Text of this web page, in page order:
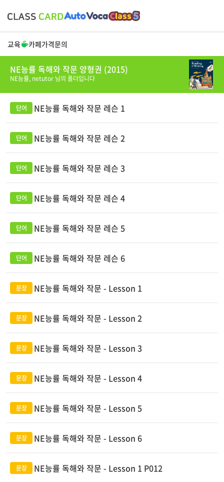
교육 카페가격문의
NE능률 독해와 작문 양형권 (2015)
NE능률, netutor 님의 폴더입니다
NE능률 독해와 작문 레슨 1
NE능률 독해와 작문 레슨 2
NE능률 독해와 작문 레슨 3
NE능률 독해와 작문 레슨 4
NE능률 독해와 작문 레슨 5
NE능률 독해와 작문 레슨 6
NE능률 독해와 작문 - Lesson 1
NE능률 독해와 작문 - Lesson 2
NE능률 독해와 작문 - Lesson 3
NE능률 독해와 작문 - Lesson 4
NE능률 독해와 작문 - Lesson 5
NE능률 독해와 작문 - Lesson 6
NE능률 독해와 작문 - Lesson 1 P012